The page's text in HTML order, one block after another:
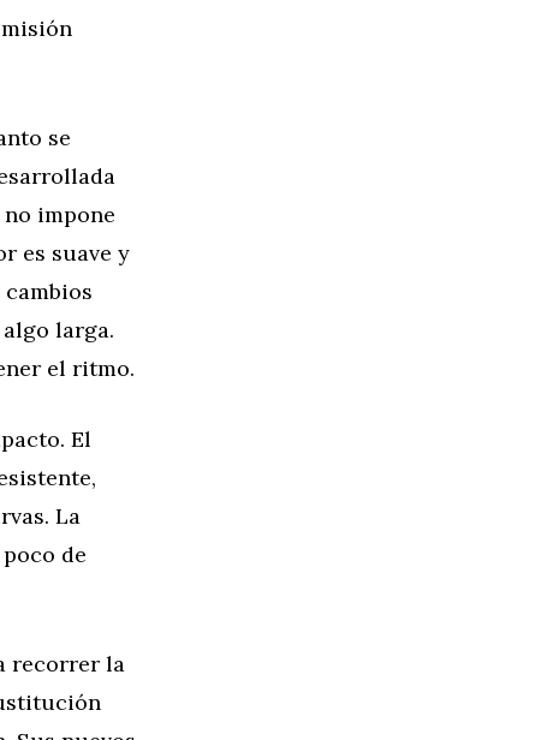
se
impone
es suave y
larga.
el ritmo.
El
La
de
recorrer la